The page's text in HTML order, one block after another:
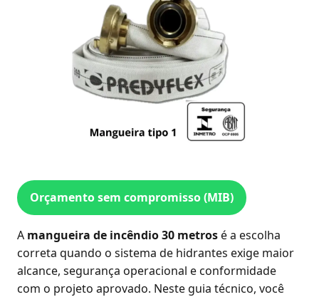
Orçamento sem compromisso (MIB)
A mangueira de incêndio 30 metrosé a escolha
correta quando o sistema de hidrantes exige maior
alcance, segurança operacional e conformidade
com o projeto aprovado. Neste guia técnico, você